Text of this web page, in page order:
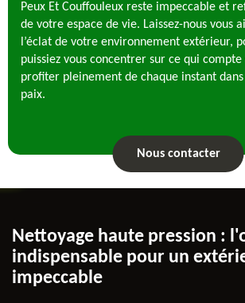
Peux Et Couffouleux reste impeccable et
de votre espace de vie. Laissez-nous vous
l’éclat de votre environnement extérieur,
puissiez vous concentrer sur ce qui
profiter pleinement de chaque instant
paix.
Nous contacter
Nettoyage haute pression :
indispensable pour un
impeccable